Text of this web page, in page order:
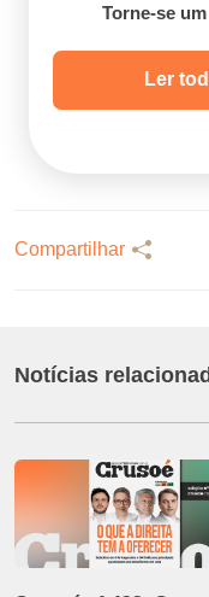
Torne-se
Ler
Compartilhar
Notícias